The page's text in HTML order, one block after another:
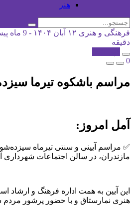
هنر
فرهنگی و هنری ۱۲ آبان ۱۴۰۴ - 9 ماه پیش
دقیقه
0
مراسم باشکوه تیرما
آمل امروز:
✅ مراسم آیینی و سنتی تیرماه
مازندران، در سالن اجتماعات شهرداری
این آیین به همت اداره فرهنگ و ارشاد
هنری نمارستاق و با حضور پرشور